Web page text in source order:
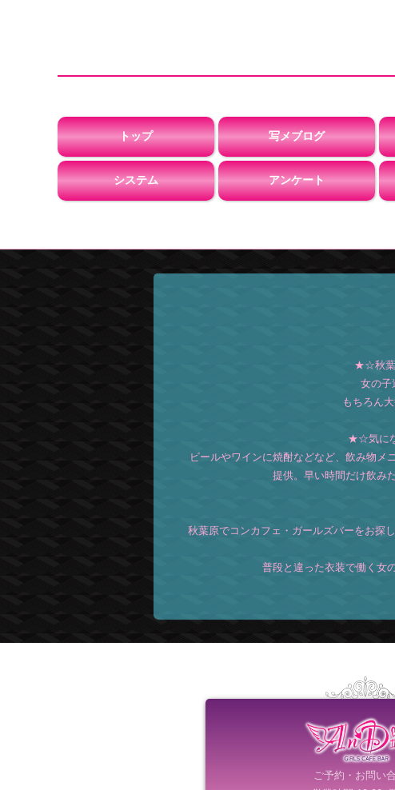
トップ 写メブログ
システム アンケート
★☆秋葉
女の子
もちろん
★☆気にな
ビールやワインに焼酎などなど、飲み物メ
提供。早い時間だけ飲み
秋葉原でコンカフェ・ガールズバーをお探
普段と違った衣装で働く女
ご予約・お問い